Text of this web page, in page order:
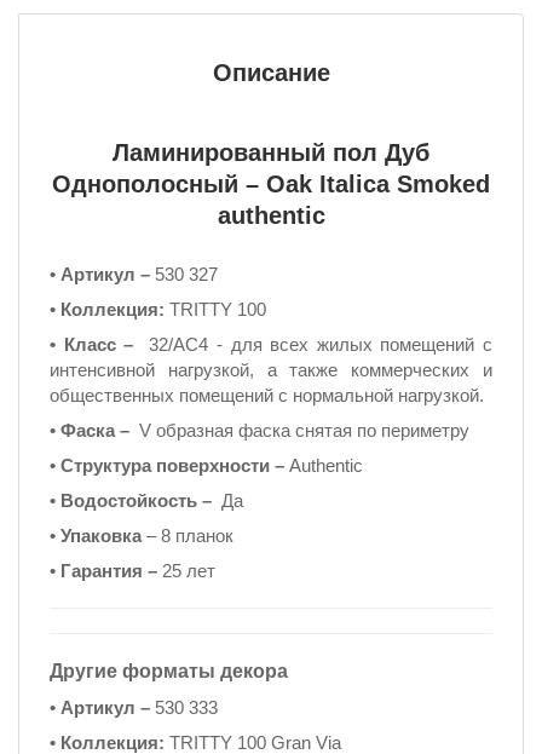
Описание
Ламинированный пол Дуб
Однополосный – Oak Italica Smoked
authentic
• Артикул – 530 327
• Коллекция: TRITTY 100
• Класс –
32/AC4 - для всех жилых помещений с
интенсивной нагрузкой, а также коммерческих и
общественных помещений с нормальной нагрузкой.
• Фаска – V образная фаска снятая по периметру
• Структура поверхности – Authentic
• Водостойкость – Да
• Упаковка – 8 планок
• Гарантия – 25 лет
Другие форматы декора
• Артикул – 530 333
• Коллекция: TRITTY 100 Gran Via